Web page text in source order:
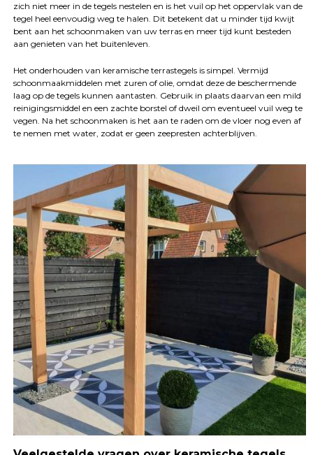
zich niet meer in de tegels nestelen en is het vuil op het oppervlak van de
tegel heel eenvoudig weg te halen. Dit betekent dat u minder tijd kwijt
bent aan het schoonmaken van uw terras en meer tijd kunt besteden
aan genieten van het buitenleven.
Het onderhouden van keramische terrastegels is simpel. Vermijd
schoonmaakmiddelen met zuren of olie, omdat deze de beschermende
laag op de tegels kunnen aantasten. Gebruik in plaats daarvan een mild
reinigingsmiddel en een zachte borstel of dweil om eventueel vuil weg te
vegen. Na het schoonmaken is het aan te raden om de vloer nog even af
te nemen met water, zodat er geen zeepresten achterblijven.